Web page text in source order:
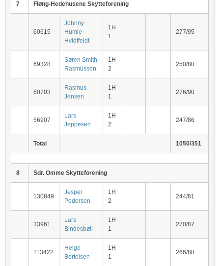
7 Fløng-Hedehusene Skytteforening
60615
Johnny
Humle
Hvidtfeldt
1H
1
277/95
69328
Søren Smith
Rasmussen
1H
2
250/80
60703
Rasmus
Jensen
1H
1
276/90
56907
Lars
Jeppesen
1H
2
247/86
Total 1050/351
8 Sdr. Omme Skytteforening
130849
Jesper
Pedersen
1H
2
244/81
33961
Lars
Bindesbøll
1H
1
270/87
113422
Helge
Bertelsen
1H
1
266/88